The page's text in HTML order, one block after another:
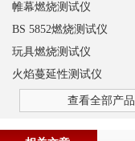
帷幕燃烧测试仪
BS 5852燃烧测试仪
玩具燃烧测试仪
火焰蔓延性测试仪
查看全部产品